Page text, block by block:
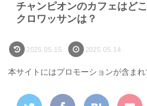
チャンピオンのカフェはど
クロワッサンは？
2025.05.15 2025.05.14
本サイトにはプロモーションが含ま